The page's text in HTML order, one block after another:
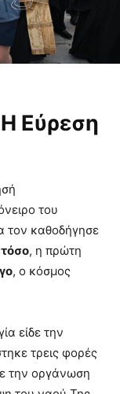
Εύρεση
του
τον καθοδήγησε
, η πρώτη
, ο κόσμος
είδε την
τρεις φορές
την οργάνωση